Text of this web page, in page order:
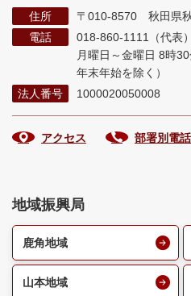
住所
〒010-8570 秋田県
電話
018-860-1111（代表）
月曜日～金曜日 8時
年末年始を除く）
法人番号
1000020050008
アクセス 部署別電
地域振興局
鹿角地域
山本地域